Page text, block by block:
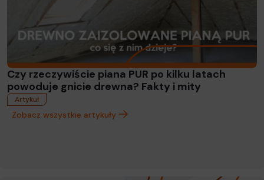
Czy rzeczywiście piana PUR po kilku latach
powoduje gnicie drewna? Fakty i mity
Artykuł
Zobacz wszystkie artykuły